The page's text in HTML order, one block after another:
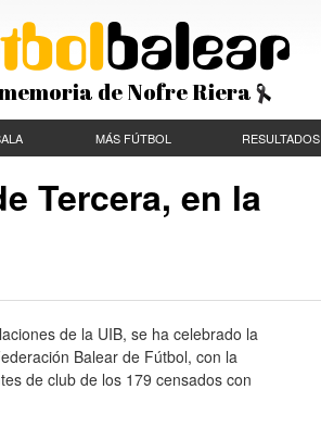
de Nofre Riera
MÁS FÚTBOL RESULTADOS
Tercera, en la
de la UIB, se ha celebrado la
Balear de Fútbol, con la
de club de los 179 censados con